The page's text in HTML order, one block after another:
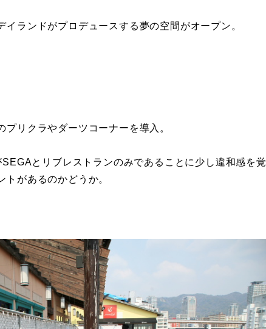
ランドがプロデュースする夢の空間がオープン。
プリクラやダーツコーナーを導入。
とリブレストランのみであることに少し違和感を覚
トがあるのかどうか。